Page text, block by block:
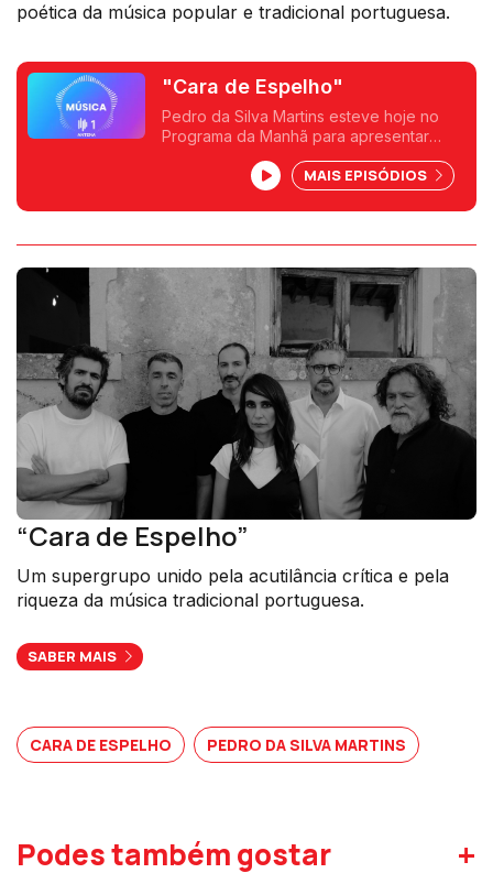
poética da música popular e tradicional portuguesa.
"Cara de Espelho"
Pedro da Silva Martins esteve hoje no
Programa da Manhã para apresentar
música popular portuguesa representado
por vários artistas. É um disco Antena 1.
MAIS EPISÓDIOS
“Cara de Espelho”
Um supergrupo unido pela acutilância crítica e pela
riqueza da música tradicional portuguesa.
SABER MAIS
CARA DE ESPELHO PEDRO DA SILVA MARTINS
Podes também gostar +